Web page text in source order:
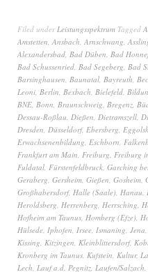
Filed underLeistungsspektrum Tagged
Amstetten, Ansbach, Arnschwang,
Alexandersbad, Bad Düben, Bad
Bad Schussenried, Bad Segeberg, Bad
Barsinghausen, Baunatal, Bayreuth,
Leoni, Berlin, Bexbach, Bielefeld,
BNE, Bonn, Braunschweig, Bregenz,
Dessau-Roßlau, Dießen, Dietramszell,
Dresden, Düsseldorf, Ebersberg,
Erwachsenenbildung, Eschborn,
Frankfurt am Main, Freiburg, Freiburg
Fuldatal, Fürstenfeldbruck, Garching
Geraberg, Gersheim, Gießen, Gosheim,
Großhabersdorf, Halle (Saale), Hanau,
Heroldsberg, Herrenberg, Herrsching,
Hofheim am Taunus, Homberg (Efze),
Hülsede, Iphofen, Irsee, Ismaning, Jena,
Kissing, Kitzingen, Kleinblittersdorf,
Kronberg im Taunus, Kufstein, Kultur,
Lech, Lauf a.d. Pegnitz, Laufen/Salzach,